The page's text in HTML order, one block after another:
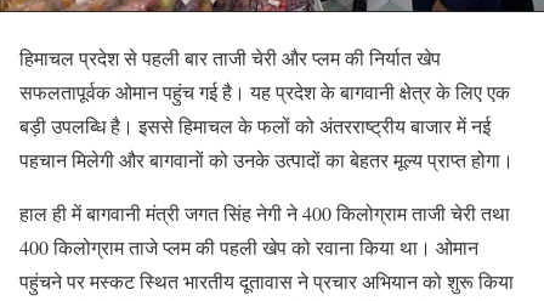
हिमाचल प्रदेश से पहली बार ताजी चेरी और प्लम की निर्यात खेप
सफलतापूर्वक ओमान पहुंच गई है। यह प्रदेश के बागवानी क्षेत्र के लिए एक
बड़ी उपलब्धि है। इससे हिमाचल के फलों को अंतरराष्ट्रीय बाजार में नई
पहचान मिलेगी और बागवानों को उनके उत्पादों का बेहतर मूल्य प्राप्त होगा।
हाल ही में बागवानी मंत्री जगत सिंह नेगी ने 400 किलोग्राम ताजी चेरी तथा
400 किलोग्राम ताजे प्लम की पहली खेप को रवाना किया था। ओमान
पहुंचने पर मस्कट स्थित भारतीय दूतावास ने प्रचार अभियान को शुरू किया